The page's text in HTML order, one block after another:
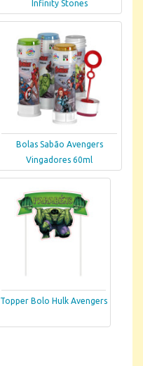
Infinity Stones
Bolas Sabão Avengers
Vingadores 60ml
Topper Bolo Hulk Avengers